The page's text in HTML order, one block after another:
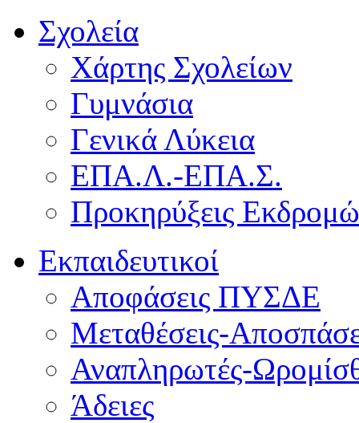
Σχολεία
Χάρτης Σχολείων
Γυμνάσια
Γενικά Λύκεια
ΕΠΑ.Λ.-ΕΠΑ.Σ.
Προκηρύξεις
Εκπαιδευτικοί
Αποφάσεις ΠΥΣΔΕ
Μεταθέσεις-
Αναπληρωτές-
Άδειες